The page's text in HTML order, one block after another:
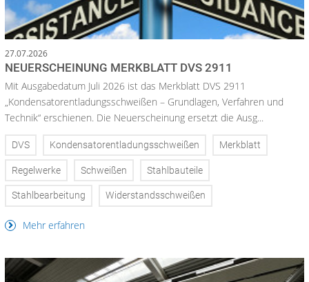
27.07.2026
NEUERSCHEINUNG MERKBLATT DVS 2911
Mit Ausgabedatum Juli 2026 ist das Merkblatt DVS 2911
„Kondensatorentladungsschweißen – Grundlagen, Verfahren und
Technik“ erschienen. Die Neuerscheinung ersetzt die Ausg...
DVS Kondensatorentladungsschweißen Merkblatt
Regelwerke Schweißen Stahlbauteile
Stahlbearbeitung Widerstandsschweißen
Mehr erfahren